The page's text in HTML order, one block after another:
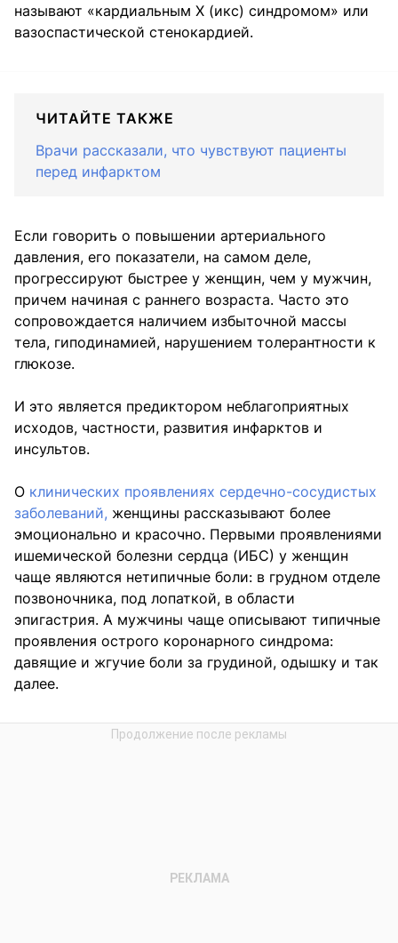
называют «кардиальным Х (икс) синдромом» или
вазоспастической стенокардией.
ЧИТАЙТЕ ТАКЖЕ
Врачи рассказали, что чувствуют пациенты
перед инфарктом
Если говорить о повышении артериального
давления, его показатели, на самом деле,
прогрессируют быстрее у женщин, чем у мужчин,
причем начиная с раннего возраста. Часто это
сопровождается наличием избыточной массы
тела, гиподинамией, нарушением толерантности к
глюкозе.
И это является предиктором неблагоприятных
исходов, частности, развития инфарктов и
инсультов.
О клинических проявлениях сердечно-сосудистых
заболеваний, женщины рассказывают более
эмоционально и красочно. Первыми проявлениями
ишемической болезни сердца (ИБС) у женщин
чаще являются нетипичные боли: в грудном отделе
позвоночника, под лопаткой, в области
эпигастрия. А мужчины чаще описывают типичные
проявления острого коронарного синдрома:
давящие и жгучие боли за грудиной, одышку и так
далее.